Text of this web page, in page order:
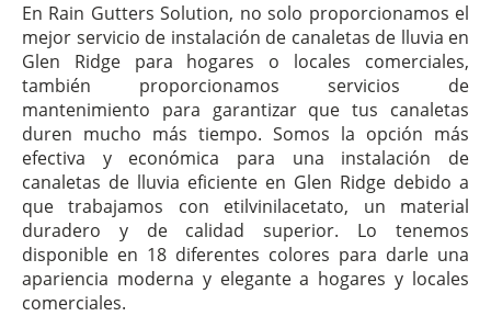
En Rain Gutters Solution, no solo proporcionamos el
mejor servicio de instalación de canaletas de lluvia en
Glen Ridge para hogares o locales comerciales,
también proporcionamos servicios de
mantenimiento para garantizar que tus canaletas
duren mucho más tiempo. Somos la opción más
efectiva y económica para una instalación de
canaletas de lluvia eficiente en Glen Ridge debido a
que trabajamos con etilvinilacetato, un material
duradero y de calidad superior. Lo tenemos
disponible en 18 diferentes colores para darle una
apariencia moderna y elegante a hogares y locales
comerciales.